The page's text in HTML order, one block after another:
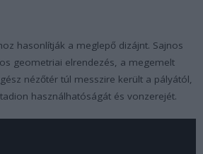
hasonlítják a meglepő dizájnt. Sajnos
geometriai elrendezés, a megemelt
nézőtér túl messzire került a pályától,
használhatóságát és vonzerejét.